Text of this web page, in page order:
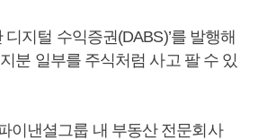
디지털 수익증권(DABS)’를 발행해
분 일부를 주식처럼 사고 팔 수 있
이낸셜그룹 내 부동산 전문회사